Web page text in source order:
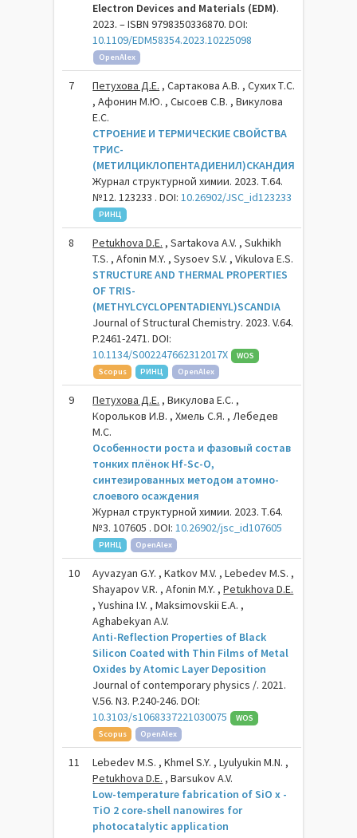
Electron Devices and Materials (EDM).
2023. – ISBN 9798350336870. DOI:
10.1109/EDM58354.2023.10225098
OpenAlex
7 Петухова Д.Е. , Сартакова А.В. , Сухих Т.С.
, Афонин М.Ю. , Сысоев С.В. , Викулова
Е.С.
СТРОЕНИЕ И ТЕРМИЧЕСКИЕ СВОЙСТВА
ТРИС-
(МЕТИЛЦИКЛОПЕНТАДИЕНИЛ)СКАНДИЯ
Журнал структурной химии. 2023. Т.64.
№12. 123233 . DOI:10.26902/JSC_id123233
РИНЦ
8 Petukhova D.E. , Sartakova A.V. , Sukhikh
T.S. , Afonin M.Y. , Sysoev S.V. , Vikulova E.S.
STRUCTURE AND THERMAL PROPERTIES
OF TRIS-
(METHYLCYCLOPENTADIENYL)SCANDIA
Journal of Structural Chemistry. 2023. V.64.
P.2461-2471. DOI:
10.1134/S002247662312017X
WOS
Scopus
РИНЦ OpenAlex
9 Петухова Д.Е. , Викулова Е.С. ,
Корольков И.В. , Хмель С.Я. , Лебедев
М.С.
Особенности роста и фазовый состав
тонких плёнок Hf-Sc-O,
синтезированных методом атомно-
слоевого осаждения
Журнал структурной химии. 2023. Т.64.
№3. 107605 . DOI:10.26902/jsc_id107605
РИНЦ OpenAlex
10
Ayvazyan G.Y. , Katkov M.V. , Lebedev M.S. ,
Shayapov V.R. , Afonin M.Y. ,Petukhova D.E.
, Yushina I.V. , Maksimovskii E.A. ,
Aghabekyan A.V.
Anti-Reflection Properties of Black
Silicon Coated with Thin Films of Metal
Oxides by Atomic Layer Deposition
Journal of contemporary physics /. 2021.
V.56. N3. P.240-246. DOI:
10.3103/s1068337221030075
WOS
Scopus
OpenAlex
11
Lebedev M.S. , Khmel S.Y. , Lyulyukin M.N. ,
Petukhova D.E. , Barsukov A.V.
Low-temperature fabrication of SiO x -
TiO 2 core-shell nanowires for
photocatalytic application